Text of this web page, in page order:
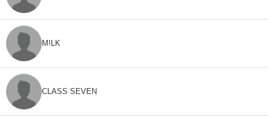
M!LK
CLASS SEVEN